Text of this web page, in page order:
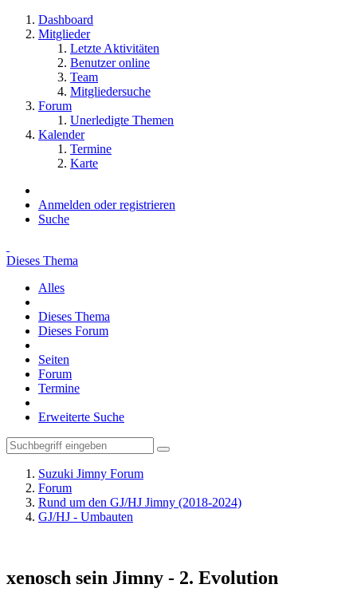
Dashboard
Mitglieder
Letzte Aktivitäten
Benutzer online
Team
Mitgliedersuche
Forum
Unerledigte Themen
Kalender
Termine
Karte
Anmelden oder registrieren
Suche
Dieses Thema
Alles
Dieses Thema
Dieses Forum
Seiten
Forum
Termine
Erweiterte Suche
Suzuki Jimny Forum
Forum
Rund um den GJ/HJ Jimny (2018-2024)
GJ/HJ - Umbauten
xenosch sein Jimny - 2. Evolution